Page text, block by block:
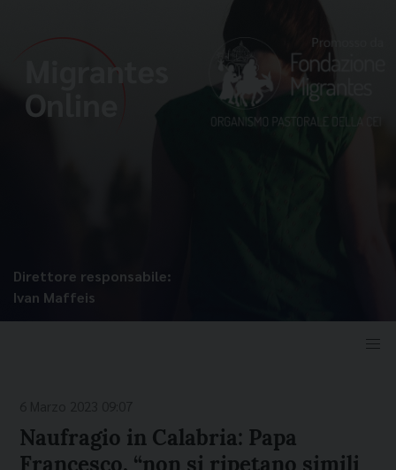
Direttore responsabile:
Ivan Maffeis
Naufragio in Calabria: Papa
Francesco, “non si ripetano simili